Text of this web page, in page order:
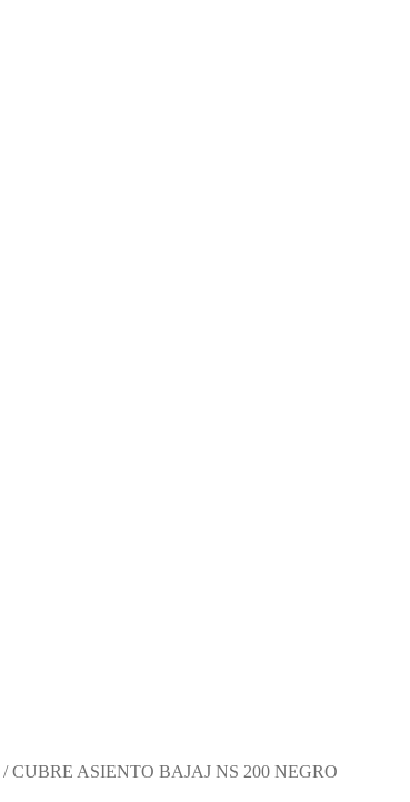
/CUBRE ASIENTO BAJAJ NS 200 NEGRO